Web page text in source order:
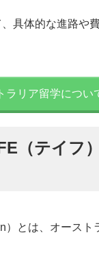
具体的な進路や
ラリア留学につい
（テイフ
とは、オースト